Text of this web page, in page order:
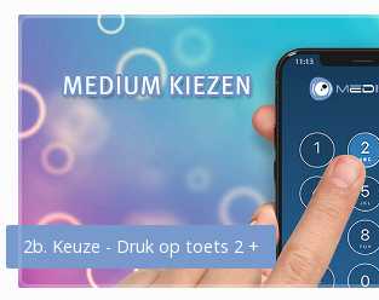
2b. Keuze - Druk op toets 2 +